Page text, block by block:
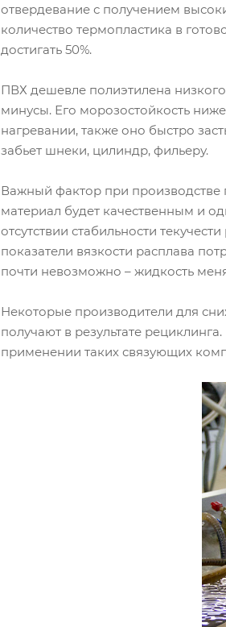
отвердевание с получением
количество термопластика в
достигать 50%.
ПВХ дешевле полиэтилена
минусы. Его морозостойкость
нагревании, также оно быстро
забьет шнеки, цилиндр, фильеру.
Важный фактор при производстве
материал будет качественным и
отсутствии стабильности
показатели вязкости расплава
почти невозможно – жидкость
Некоторые производители для
получают в результате
применении таких связующих